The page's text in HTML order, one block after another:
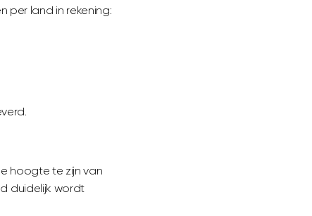
per land in rekening:
hoogte te zijn van
duidelijk wordt